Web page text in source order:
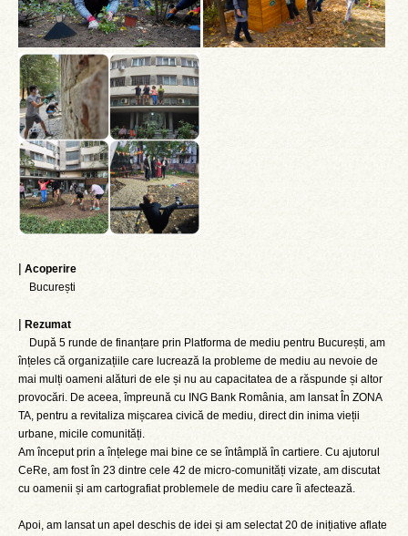
| Acoperire
București
| Rezumat
După 5 runde de finanțare prin Platforma de mediu pentru București, am
înțeles că organizațiile care lucrează la probleme de mediu au nevoie de
mai mulți oameni alături de ele și nu au capacitatea de a răspunde și altor
provocări. De aceea, împreună cu ING Bank România, am lansat În ZONA
TA, pentru a revitaliza mișcarea civică de mediu, direct din inima vieții
urbane, micile comunități.
Am început prin a înțelege mai bine ce se întâmplă în cartiere. Cu ajutorul
CeRe, am fost în 23 dintre cele 42 de micro-comunități vizate, am discutat
cu oamenii și am cartografiat problemele de mediu care îi afectează.
Apoi, am lansat un apel deschis de idei și am selectat 20 de inițiative aflate